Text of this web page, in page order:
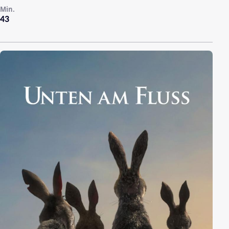
43
Min.